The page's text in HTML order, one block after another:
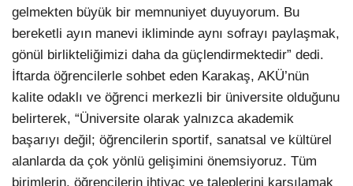
gelmekten büyük bir memnuniyet duyuyorum. Bu
bereketli ayın manevi ikliminde aynı sofrayı paylaşmak,
gönül birlikteliğimizi daha da güçlendirmektedir” dedi.
İftarda öğrencilerle sohbet eden Karakaş, AKÜ’nün
kalite odaklı ve öğrenci merkezli bir üniversite olduğunu
belirterek, “Üniversite olarak yalnızca akademik
başarıyı değil; öğrencilerin sportif, sanatsal ve kültürel
alanlarda da çok yönlü gelişimini önemsiyoruz. Tüm
birimlerin, öğrencilerin ihtiyaç ve taleplerini karşılamak